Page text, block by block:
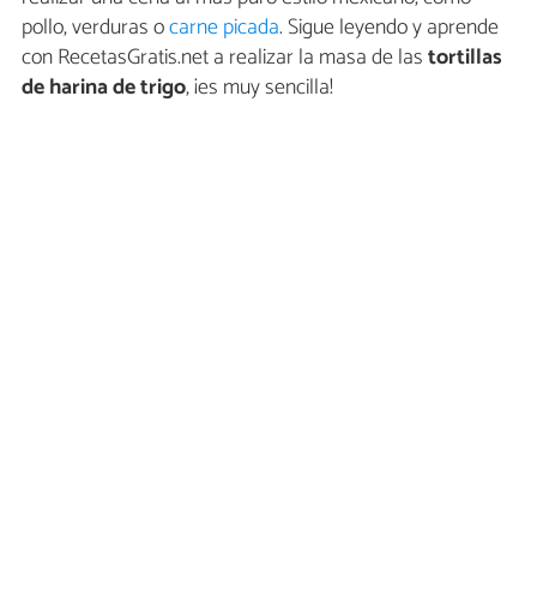
pollo, verduras ocarne picada. Sigue leyendo y aprende
con RecetasGratis.net a realizar la masa de lastortillas
de harina de trigo, ¡es muy sencilla!